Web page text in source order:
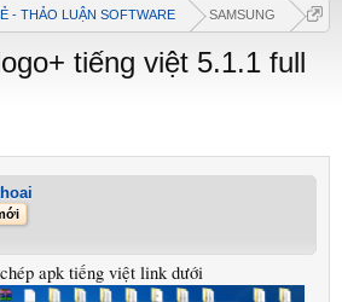
- THẢO LUẬN SOFTWARE SAMSUNG
tiếng việt 5.1.1 full
apk tiếng việt link dưới